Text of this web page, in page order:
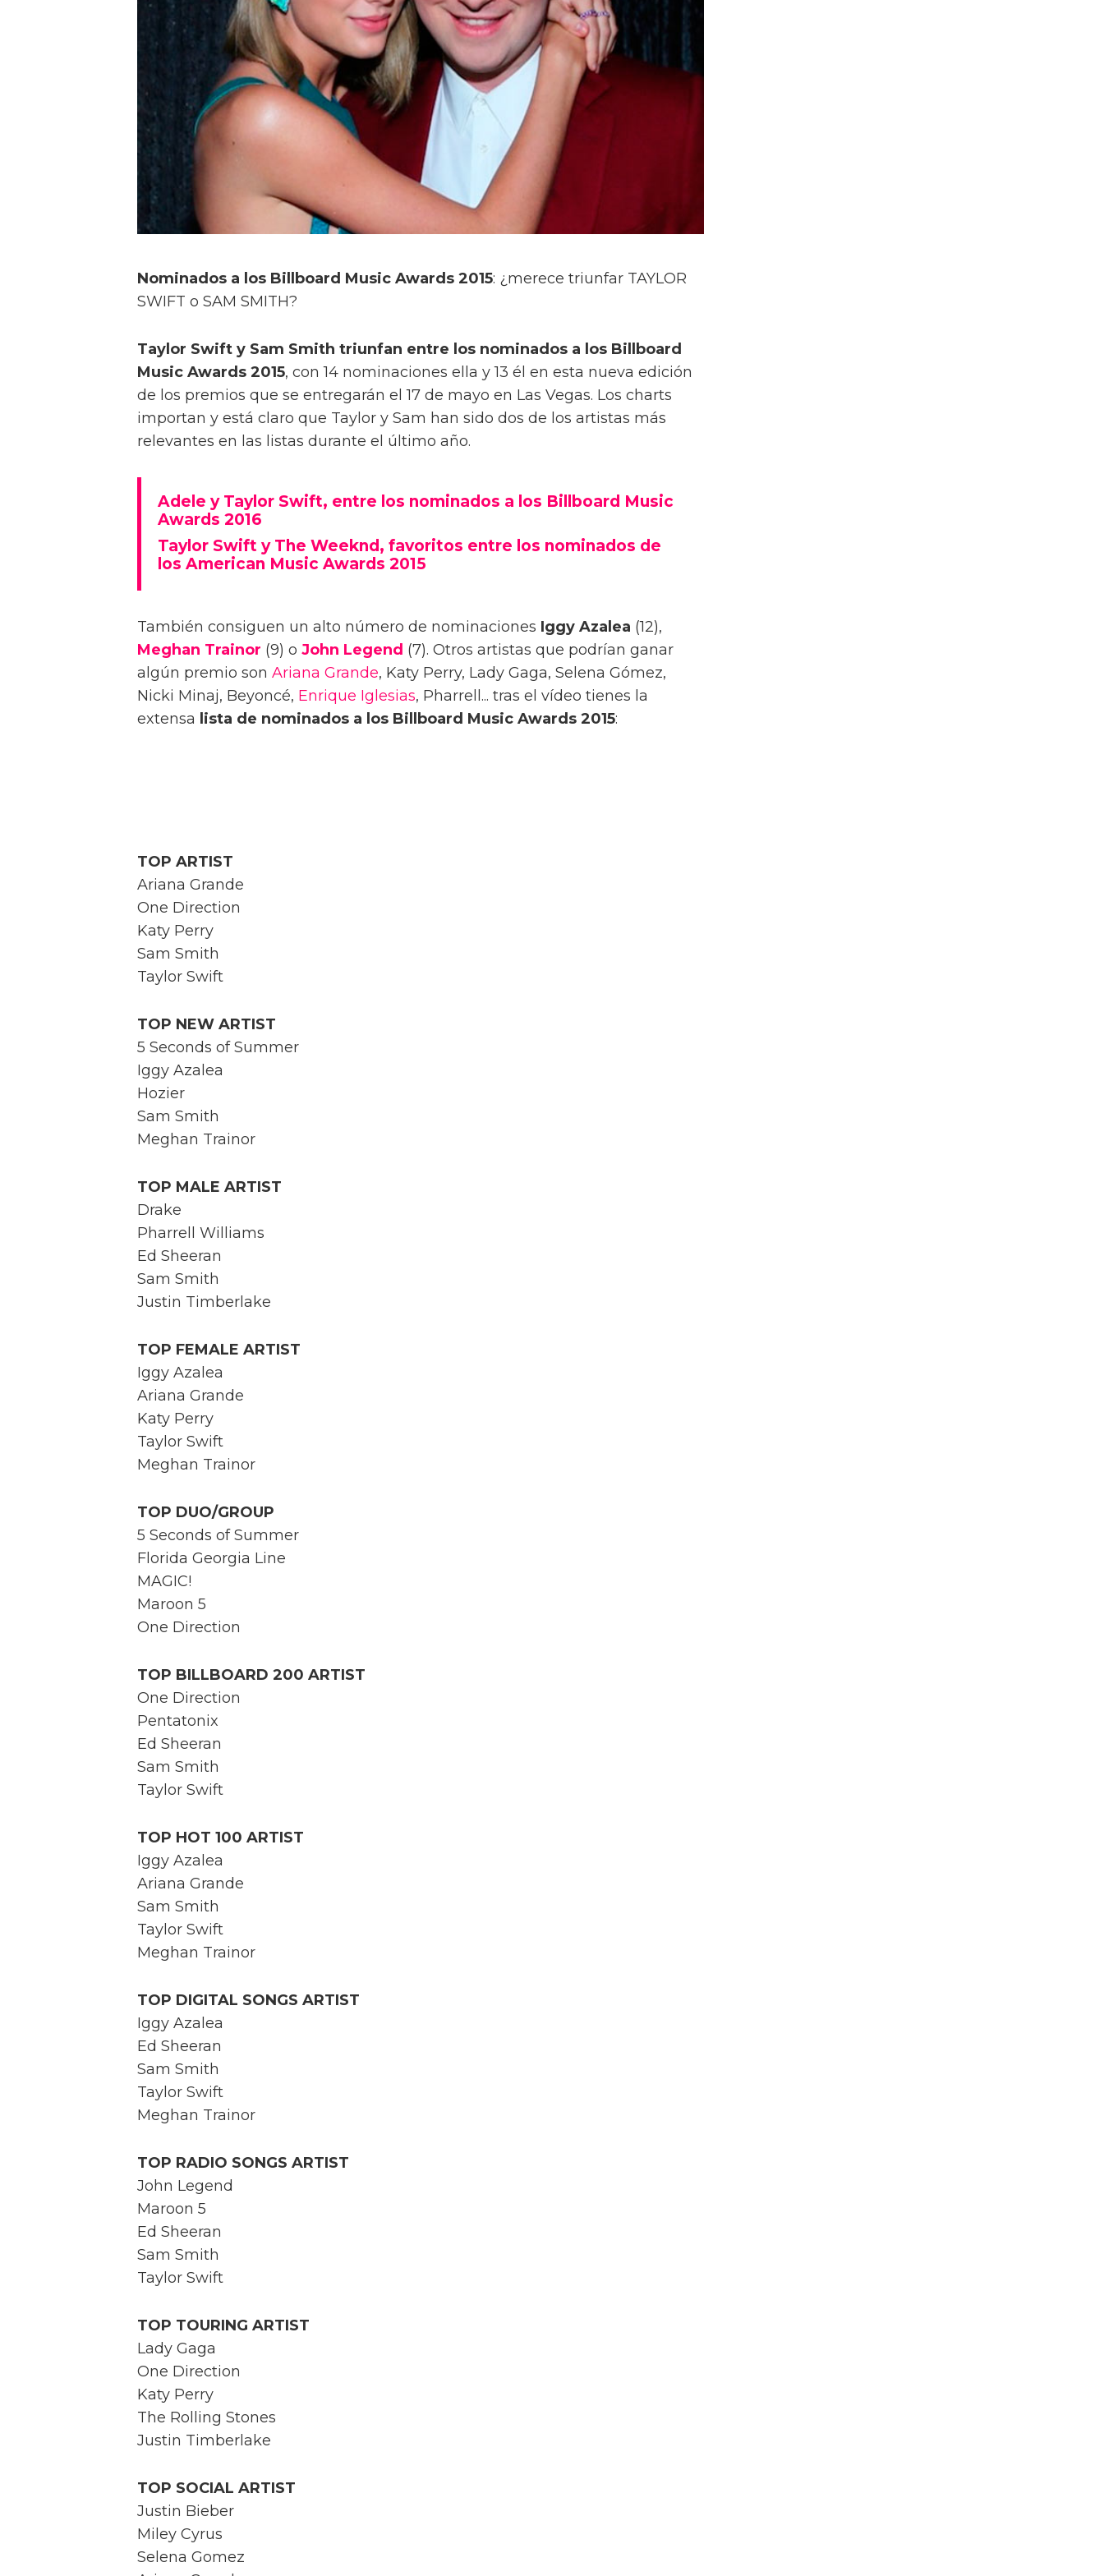
Nominados a los Billboard Music Awards 2015: ¿merece triunfar TAYLOR
SWIFT o SAM SMITH?
Taylor Swift y Sam Smith triunfan entre los nominados a los Billboard
Music Awards 2015, con 14 nominaciones ella y 13 él en esta nueva edición
de los premios que se entregarán el 17 de mayo en Las Vegas. Los charts
importan y está claro que Taylor y Sam han sido dos de los artistas más
relevantes en las listas durante el último año.
Adele y Taylor Swift, entre los nominados a los Billboard Music
Awards 2016
Taylor Swift y The Weeknd, favoritos entre los nominados de
los American Music Awards 2015
También consiguen un alto número de nominaciones Iggy Azalea (12),
Meghan Trainor (9) o John Legend (7). Otros artistas que podrían ganar
algún premio son Ariana Grande, Katy Perry, Lady Gaga, Selena Gómez,
Nicki Minaj, Beyoncé, Enrique Iglesias, Pharrell... tras el vídeo tienes la
extensa lista de nominados a los Billboard Music Awards 2015:
TOP ARTIST
Ariana Grande
One Direction
Katy Perry
Sam Smith
Taylor Swift
TOP NEW ARTIST
5 Seconds of Summer
Iggy Azalea
Hozier
Sam Smith
Meghan Trainor
TOP MALE ARTIST
Drake
Pharrell Williams
Ed Sheeran
Sam Smith
Justin Timberlake
TOP FEMALE ARTIST
Iggy Azalea
Ariana Grande
Katy Perry
Taylor Swift
Meghan Trainor
TOP DUO/GROUP
5 Seconds of Summer
Florida Georgia Line
MAGIC!
Maroon 5
One Direction
TOP BILLBOARD 200 ARTIST
One Direction
Pentatonix
Ed Sheeran
Sam Smith
Taylor Swift
TOP HOT 100 ARTIST
Iggy Azalea
Ariana Grande
Sam Smith
Taylor Swift
Meghan Trainor
TOP DIGITAL SONGS ARTIST
Iggy Azalea
Ed Sheeran
Sam Smith
Taylor Swift
Meghan Trainor
TOP RADIO SONGS ARTIST
John Legend
Maroon 5
Ed Sheeran
Sam Smith
Taylor Swift
TOP TOURING ARTIST
Lady Gaga
One Direction
Katy Perry
The Rolling Stones
Justin Timberlake
TOP SOCIAL ARTIST
Justin Bieber
Miley Cyrus
Selena Gomez